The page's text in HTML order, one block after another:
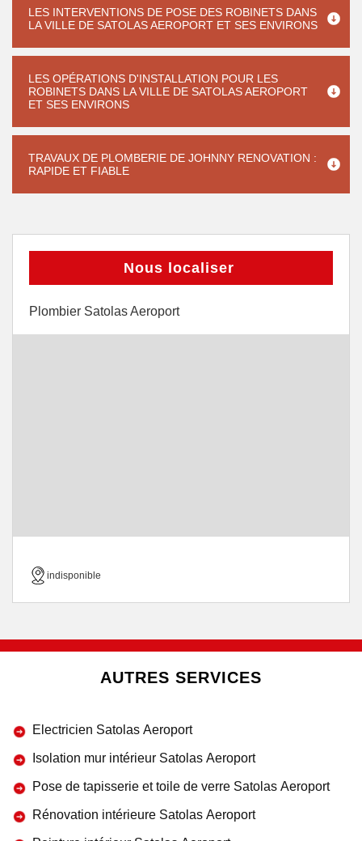
LES INTERVENTIONS DE POSE DES ROBINETS DANS
LA VILLE DE SATOLAS AEROPORT ET SES ENVIRONS
LES OPÉRATIONS D'INSTALLATION POUR LES
ROBINETS DANS LA VILLE DE SATOLAS AEROPORT
ET SES ENVIRONS
TRAVAUX DE PLOMBERIE DE JOHNNY RENOVATION :
RAPIDE ET FIABLE
Nous localiser
Plombier Satolas Aeroport
indisponible
AUTRES SERVICES
Electricien Satolas Aeroport
Isolation mur intérieur Satolas Aeroport
Pose de tapisserie et toile de verre Satolas Aeroport
Rénovation intérieure Satolas Aeroport